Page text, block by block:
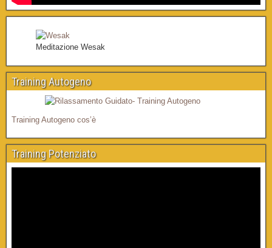
Meditazione Wesak
Training Autogeno
Training Autogeno cos’è
Training Potenziato